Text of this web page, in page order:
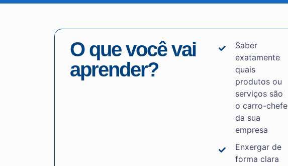
O que você vai
aprender?
Saber
exatamente
quais
produtos ou
serviços são
o carro-chefe
da sua
empresa
Enxergar de
forma clara